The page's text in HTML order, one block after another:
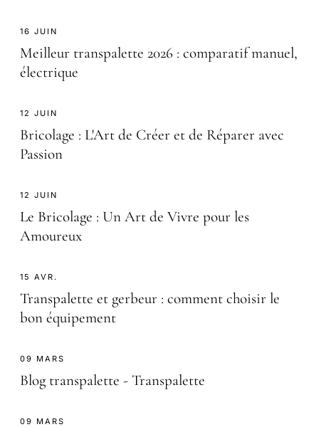
16 JUIN
Meilleur transpalette 2026 : comparatif manuel,
électrique
12 JUIN
Bricolage : L'Art de Créer et de Réparer avec
Passion
12 JUIN
Le Bricolage : Un Art de Vivre pour les
Amoureux
15 AVR.
Transpalette et gerbeur : comment choisir le
bon équipement
09 MARS
Blog transpalette - Transpalette
09 MARS